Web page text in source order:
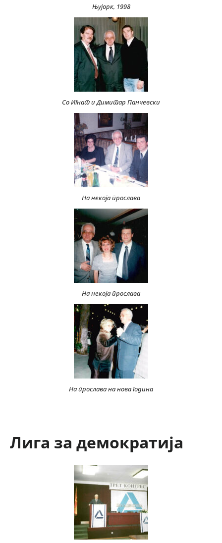
Њујорк, 1998
Со Игнат и Димитар Панчевски
На некоја прослава
На некоја прослава
На прослава на нова година
Лига за демократија